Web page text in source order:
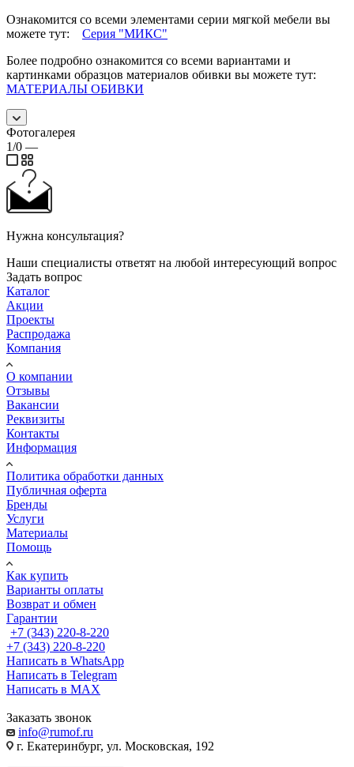
Ознакомится со всеми элементами серии мягкой мебели вы
можете тут:
Серия "МИКС"
Более подробно ознакомится со всеми вариантами и
картинками образцов материалов обивки вы можете тут:
МАТЕРИАЛЫ ОБИВКИ
Фотогалерея
1/0 —
Нужна консультация?
Наши специалисты ответят на любой интересующий вопрос
Задать вопрос
Каталог
Акции
Проекты
Распродажа
Компания
О компании
Отзывы
Вакансии
Реквизиты
Контакты
Информация
Политика обработки данных
Публичная оферта
Бренды
Услуги
Материалы
Помощь
Как купить
Варианты оплаты
Возврат и обмен
Гарантии
+7 (343) 220-8-220
+7 (343) 220-8-220
Написать в WhatsApp
Написать в Telegram
Написать в MAX
Заказать звонок
info@rumof.ru
г. Екатеринбург, ул. Московская, 192